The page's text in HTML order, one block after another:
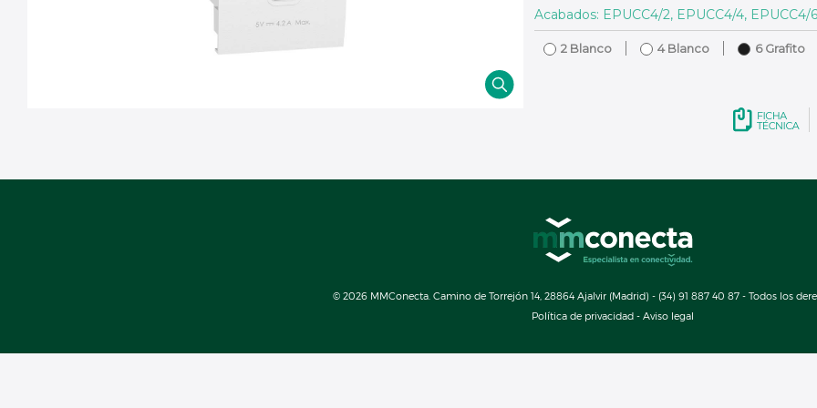
Acabados: EPUCC4/2, EPUCC4/4, EPUCC4/6
2 Blanco 4 Blanco 6 Grafito
© 2026 MMConecta. Camino de Torrejón 14, 28864 Ajalvir (Madrid) - (34) 91 887 40 87 - Todos los
Política de privacidad - Aviso legal